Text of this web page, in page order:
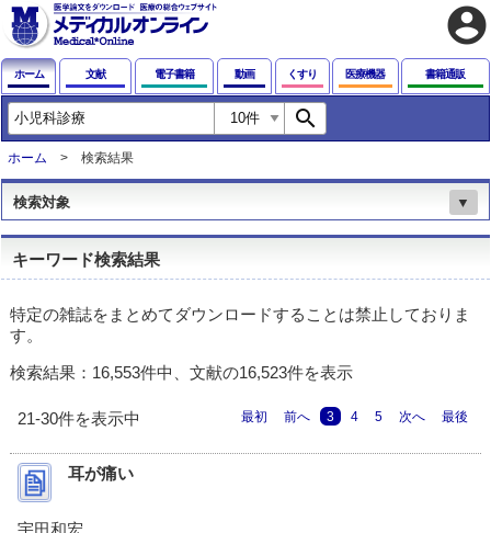
account_circle
ホーム 文献 電子書籍 動画 くすり 医療機器 書籍通販
search
ホーム 検索結果
検索対象 ▼
キーワード検索結果
特定の雑誌をまとめてダウンロードすることは禁止しておりま
す。
検索結果：16,553件中、文献の16,523件を表示
21-30件を表示中 最初 前へ 3 4 5 次へ 最後
耳が痛い
宇田和宏